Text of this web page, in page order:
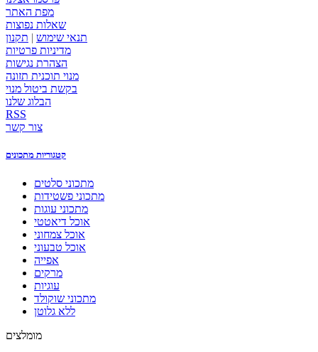
מפת האתר
שאלות נפוצות
תנאי שימוש | תקנון
מדיניות פרטיות
הצהרת נגישות
מנוי תוכנית תזונה
בקשת ביטול מנוי
הבלוג שלנו
RSS
צור קשר
קטגוריות מתכונים
מתכוני סלטים
מתכוני פשטידות
מתכוני עוגות
אוכל דיאטטי
אוכל צמחוני
אוכל טבעוני
אפייה
מרקים
עוגיות
מתכוני שוקולד
ללא גלוטן
מומלצים